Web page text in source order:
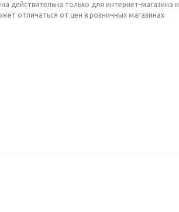
действительна только для интернет-магазина и
отличаться от цен в розничных магазинах